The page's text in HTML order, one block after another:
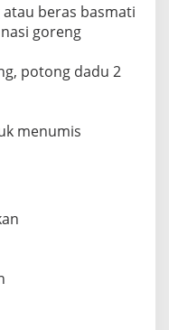
beras basmati
goreng
potong dadu 2
menumis